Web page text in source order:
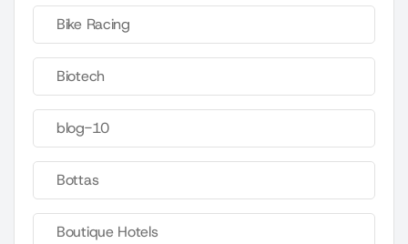
Bike Racing
Biotech
blog-10
Bottas
Boutique Hotels